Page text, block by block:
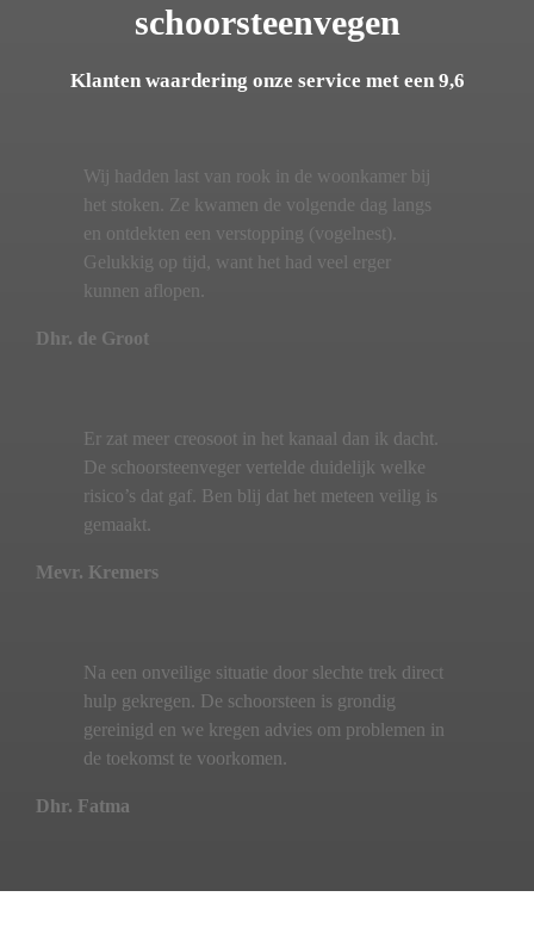
schoorsteenvegen
Klanten waardering onze service met een 9,6
Wij hadden last van rook in de woonkamer bij
het stoken. Ze kwamen de volgende dag langs
en ontdekten een verstopping (vogelnest).
Gelukkig op tijd, want het had veel erger
kunnen aflopen.
Dhr. de Groot
Er zat meer creosoot in het kanaal dan ik dacht.
De schoorsteenveger vertelde duidelijk welke
risico’s dat gaf. Ben blij dat het meteen veilig is
gemaakt.
Mevr. Kremers
Na een onveilige situatie door slechte trek direct
hulp gekregen. De schoorsteen is grondig
gereinigd en we kregen advies om problemen in
de toekomst te voorkomen.
Dhr. Fatma